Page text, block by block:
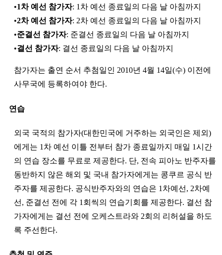
•1차 예선 참가자: 1차 예선 종료일의 다음 날 아침까지
•2차 예선 참가자: 2차 예선 종료일의 다음 날 아침까지
•준결선 참가자: 준결선 종료일의 다음 날 아침까지
•결선 참가자: 결선 종료일의 다음 날 아침까지
참가자는 출연 순서 추첨일인 2010년 4월 14일(수) 이전에
사무국에 등록하여야 한다.
연습
외국 국적의 참가자(대한민국에 거주하는 외국인은 제외)
에게는 1차 예선 이틀 전부터 참가 종료일까지 매일 1시간
의 연습 장소를 무료로 제공한다. 단, 전속 피아노 반주자를
동반하지 않은 해외 및 국내 참가자에게는 콩쿠르 공식 반
주자를 제공한다. 공식반주자와의 연습은 1차예선, 2차예
선, 준결선 전에 각 1회씩의 연습기회를 제공한다. 결선 참
가자에게는 결선 전에 오케스트라와 2회의 리허설을 하도
록 주선한다.